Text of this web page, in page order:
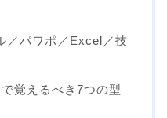
／パワポ／Excel／技
覚えるべき7つの型